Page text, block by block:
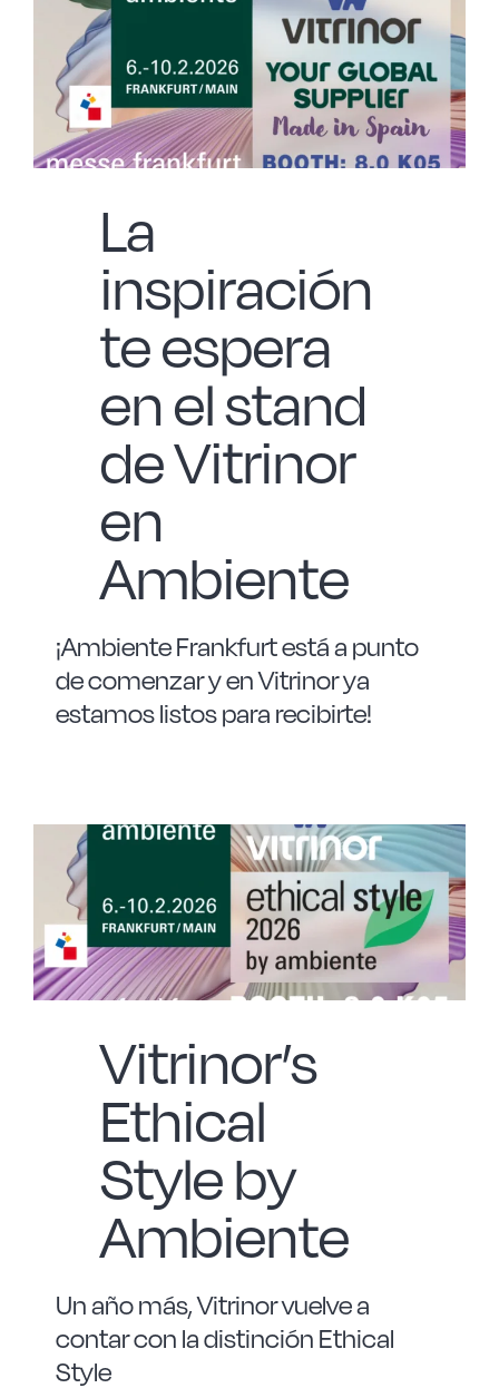
La
inspiración
te espera
en el stand
de Vitrinor
en
Ambiente
¡Ambiente Frankfurt está a punto
de comenzar y en Vitrinor ya
estamos listos para recibirte!
Vitrinor’s
Ethical
Style by
Ambiente
Un año más, Vitrinor vuelve a
contar con la distinción Ethical
Style